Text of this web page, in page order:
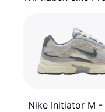
Nike Initiator M -